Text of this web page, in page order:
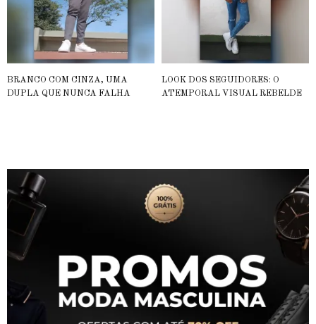
BRANCO COM CINZA, UMA
DUPLA QUE NUNCA FALHA
LOOK DOS SEGUIDORES: O
ATEMPORAL VISUAL REBELDE